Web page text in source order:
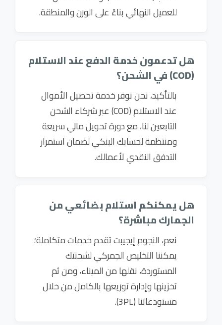
للعميل النهائي بناءً على الوزن والمنطقة.
هل تدعمون خدمة الدفع عند الاستلام
(COD) في الشحن؟
بالتأكيد، نحن نوفر خدمة تحصيل الأموال
عند الاستلام (COD) عبر شركاء الشحن
التابعين لنا، مع دورة تحويل مالي سريعة
ومنتظمة لحسابك البنكي لضمان استمرار
التدفق النقدي لأعمالك.
هل يمكنكم استلام بضائعي من
الجمارك مباشرة؟
نعم، النجوم إيجيبت تقدم خدمات متكاملة؛
يمكننا التخليص الجمركي لشحنتك
المستوردة، نقلها من الميناء، ومن ثم
تخزينها وإدارة توزيعها بالكامل من خلال
مستودعاتنا (3PL).